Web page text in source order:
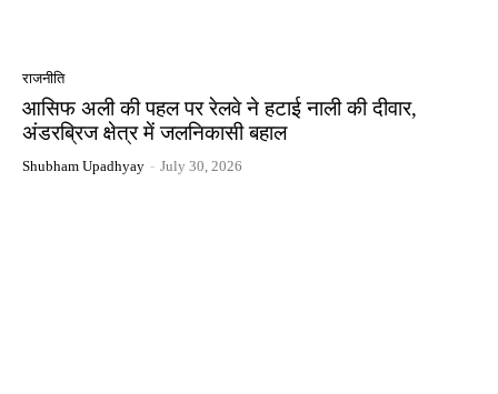
राजनीति
आसिफ अली की पहल पर रेलवे ने हटाई नाली की दीवार,
अंडरब्रिज क्षेत्र में जलनिकासी बहाल
Shubham Upadhyay - July 30, 2026